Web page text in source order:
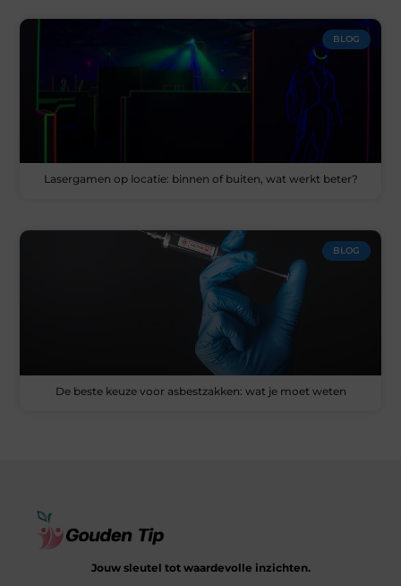
BLOG
Lasergamen op locatie: binnen of buiten, wat werkt beter?
BLOG
De beste keuze voor asbestzakken: wat je moet weten
Jouw sleutel tot waardevolle inzichten.